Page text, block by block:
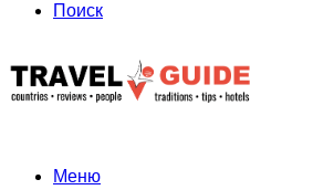
Поиск
Меню